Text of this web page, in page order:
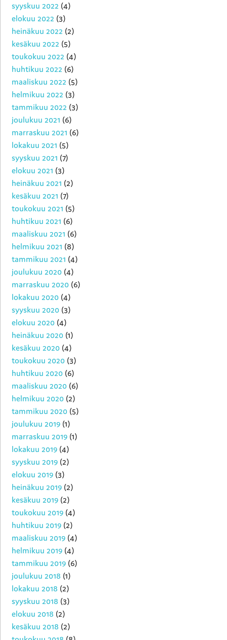
syyskuu 2022 (4)
elokuu 2022 (3)
heinäkuu 2022 (2)
kesäkuu 2022 (5)
toukokuu 2022 (4)
huhtikuu 2022 (6)
maaliskuu 2022 (5)
helmikuu 2022 (3)
tammikuu 2022 (3)
joulukuu 2021 (6)
marraskuu 2021 (6)
lokakuu 2021 (5)
syyskuu 2021 (7)
elokuu 2021 (3)
heinäkuu 2021 (2)
kesäkuu 2021 (7)
toukokuu 2021 (5)
huhtikuu 2021 (6)
maaliskuu 2021 (6)
helmikuu 2021 (8)
tammikuu 2021 (4)
joulukuu 2020 (4)
marraskuu 2020 (6)
lokakuu 2020 (4)
syyskuu 2020 (3)
elokuu 2020 (4)
heinäkuu 2020 (1)
kesäkuu 2020 (4)
toukokuu 2020 (3)
huhtikuu 2020 (6)
maaliskuu 2020 (6)
helmikuu 2020 (2)
tammikuu 2020 (5)
joulukuu 2019 (1)
marraskuu 2019 (1)
lokakuu 2019 (4)
syyskuu 2019 (2)
elokuu 2019 (3)
heinäkuu 2019 (2)
kesäkuu 2019 (2)
toukokuu 2019 (4)
huhtikuu 2019 (2)
maaliskuu 2019 (4)
helmikuu 2019 (4)
tammikuu 2019 (6)
joulukuu 2018 (1)
lokakuu 2018 (2)
syyskuu 2018 (3)
elokuu 2018 (2)
kesäkuu 2018 (2)